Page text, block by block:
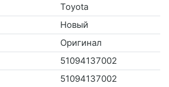
Toyota
Новый
Оригинал
51094137002
51094137002